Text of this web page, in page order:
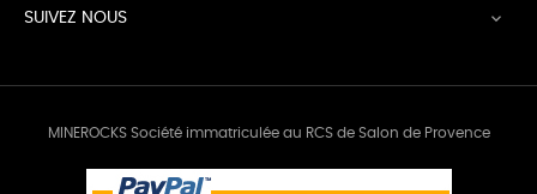
SUIVEZ NOUS 
MINEROCKS Société immatriculée au RCS de Salon de Provence